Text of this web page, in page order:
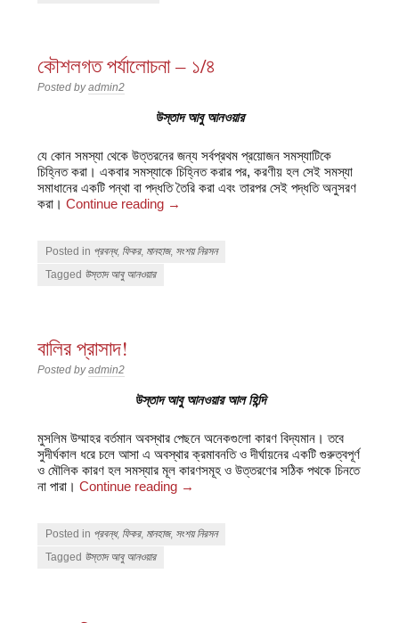
কৌশলগত পর্যালোচনা – ১/৪
Posted byadmin2
উস্তাদ আবু আনওয়ার
যে কোন সমস্যা থেকে উত্তরনের জন্য সর্বপ্রথম প্রয়োজন সমস্যাটিকে
চিহ্নিত করা। একবার সমস্যাকে চিহ্নিত করার পর, করণীয় হল সেই সমস্যা
সমাধানের একটি পন্থা বা পদ্ধতি তৈরি করা এবং তারপর সেই পদ্ধতি অনুসরণ
করা।Continue reading →
Posted in প্রবন্ধ, ফিকর, মানহাজ, সংশয় নিরসন
Tagged উস্তাদ আবু আনওয়ার
বালির প্রাসাদ!
Posted byadmin2
উস্তাদ আবু আনওয়ার আল হিন্দি
মুসলিম উম্মাহর বর্তমান অবস্থার পেছনে অনেকগুলো কারণ বিদ্যমান। তবে
সুদীর্ঘকাল ধরে চলে আসা এ অবস্থার ক্রমাবনতি ও দীর্ঘায়নের একটি গুরুত্বপূর্ণ
ও মৌলিক কারণ হল সমস্যার মূল কারণসমূহ ও উত্তরণের সঠিক পথকে চিনতে
না পারা।Continue reading →
Posted in প্রবন্ধ, ফিকর, মানহাজ, সংশয় নিরসন
Tagged উস্তাদ আবু আনওয়ার